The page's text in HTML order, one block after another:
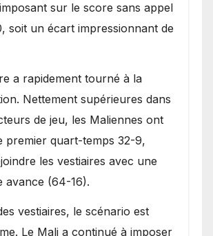
sur le score sans appel
soit un écart impressionnant de
a rapidement tourné à la
Nettement supérieures dans
de jeu, les Maliennes ont
premier quart-temps 32-9,
les vestiaires avec une
avance (64-16).
vestiaires, le scénario est
Le Mali a continué à imposer